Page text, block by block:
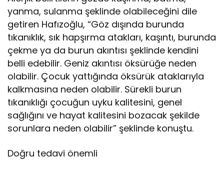
yanma, sulanma şeklinde olabileceğini dile
getiren Hafızoğlu, “Göz dışında burunda
tıkanıklık, sık hapşırma atakları, kaşıntı, burunda
çekme ya da burun akıntısı şeklinde kendini
belli edebilir. Geniz akıntısı öksürüğe neden
olabilir. Çocuk yattığında öksürük ataklarıyla
kalkmasına neden olabilir. Sürekli burun
tıkanıklığı çocuğun uyku kalitesini, genel
sağlığını ve hayat kalitesini bozacak şekilde
sorunlara neden olabilir” şeklinde konuştu.
Doğru tedavi önemli